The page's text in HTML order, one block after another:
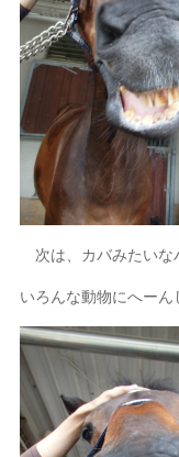
次は、カバみたいな
いろんな動物にへーん